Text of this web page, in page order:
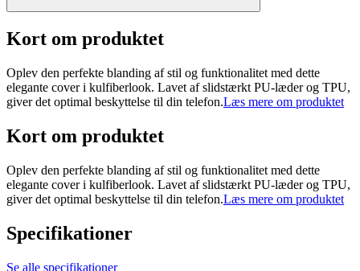
Kort om produktet
Oplev den perfekte blanding af stil og funktionalitet med dette
elegante cover i kulfiberlook. Lavet af slidstærkt PU-læder og TPU,
giver det optimal beskyttelse til din telefon.Læs mere om produktet
Kort om produktet
Oplev den perfekte blanding af stil og funktionalitet med dette
elegante cover i kulfiberlook. Lavet af slidstærkt PU-læder og TPU,
giver det optimal beskyttelse til din telefon.Læs mere om produktet
Specifikationer
Se alle specifikationer